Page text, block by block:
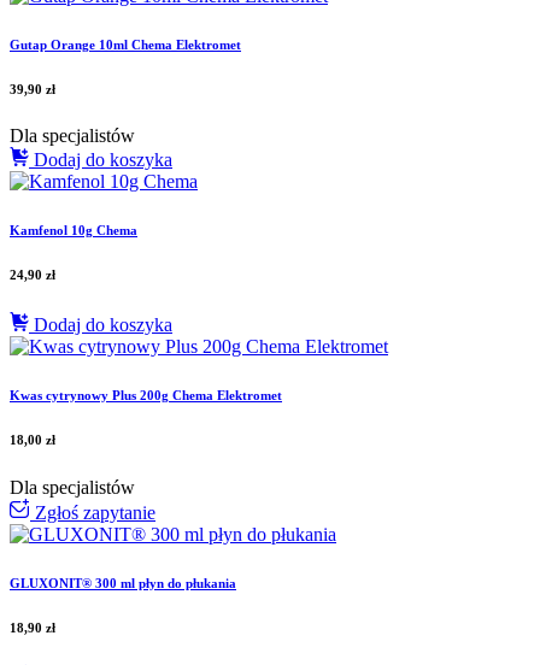
Gutap Orange 10ml Chema Elektromet
39,90 zł
Dla specjalistów
Dodaj do koszyka
Kamfenol 10g Chema
24,90 zł
Dodaj do koszyka
Kwas cytrynowy Plus 200g Chema Elektromet
18,00 zł
Dla specjalistów
Zgłoś zapytanie
GLUXONIT® 300 ml płyn do płukania
18,90 zł